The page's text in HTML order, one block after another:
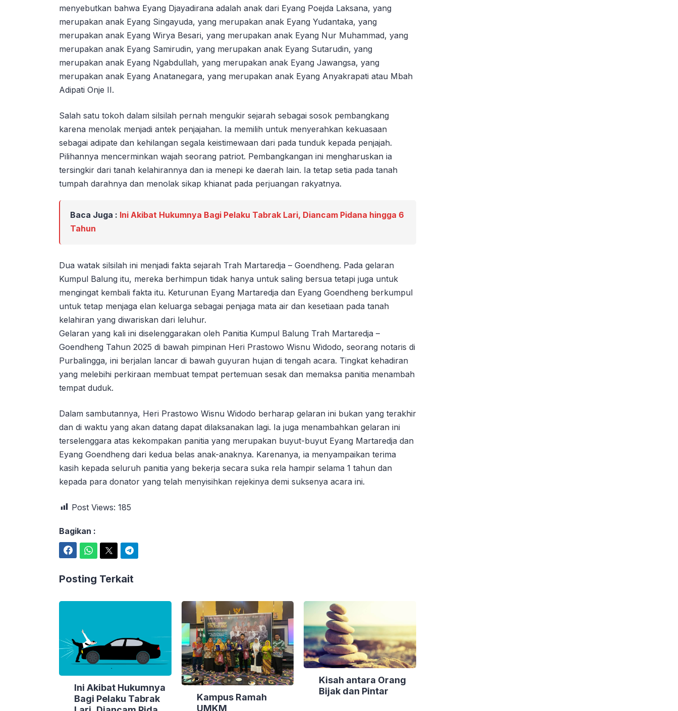
menyebutkan bahwa Eyang Djayadirana adalah anak dari Eyang Poejda Laksana, yang
merupakan anak Eyang Singayuda, yang merupakan anak Eyang Yudantaka, yang
merupakan anak Eyang Wirya Besari, yang merupakan anak Eyang Nur Muhammad, yang
merupakan anak Eyang Samirudin, yang merupakan anak Eyang Sutarudin, yang
merupakan anak Eyang Ngabdullah, yang merupakan anak Eyang Jawangsa, yang
merupakan anak Eyang Anatanegara, yang merupakan anak Eyang Anyakrapati atau Mbah
Adipati Onje II.
Salah satu tokoh dalam silsilah pernah mengukir sejarah sebagai sosok pembangkang
karena menolak menjadi antek penjajahan. Ia memilih untuk menyerahkan kekuasaan
sebagai adipate dan kehilangan segala keistimewaan dari pada tunduk kepada penjajah.
Pilihannya mencerminkan wajah seorang patriot. Pembangkangan ini mengharuskan ia
tersingkir dari tanah kelahirannya dan ia menepi ke daerah lain. Ia tetap setia pada tanah
tumpah darahnya dan menolak sikap khianat pada perjuangan rakyatnya.
Baca Juga : Ini Akibat Hukumnya Bagi Pelaku Tabrak Lari, Diancam Pidana hingga 6
Tahun
Dua watak silsilah ini menjadi fakta sejarah Trah Martaredja – Goendheng. Pada gelaran
Kumpul Balung itu, mereka berhimpun tidak hanya untuk saling bersua tetapi juga untuk
mengingat kembali fakta itu. Keturunan Eyang Martaredja dan Eyang Goendheng berkumpul
untuk tetap menjaga elan keluarga sebagai penjaga mata air dan kesetiaan pada tanah
kelahiran yang diwariskan dari leluhur.
Gelaran yang kali ini diselenggarakan oleh Panitia Kumpul Balung Trah Martaredja –
Goendheng Tahun 2025 di bawah pimpinan Heri Prastowo Wisnu Widodo, seorang notaris di
Purbalingga, ini berjalan lancar di bawah guyuran hujan di tengah acara. Tingkat kehadiran
yang melebihi perkiraan membuat tempat pertemuan sesak dan memaksa panitia menambah
tempat duduk.
Dalam sambutannya, Heri Prastowo Wisnu Widodo berharap gelaran ini bukan yang terakhir
dan di waktu yang akan datang dapat dilaksanakan lagi. Ia juga menambahkan gelaran ini
terselenggara atas kekompakan panitia yang merupakan buyut-buyut Eyang Martaredja dan
Eyang Goendheng dari kedua belas anak-anaknya. Karenanya, ia menyampaikan terima
kasih kepada seluruh panitia yang bekerja secara suka rela hampir selama 1 tahun dan
kepada para donator yang telah menyisihkan rejekinya demi suksenya acara ini.
Post Views: 185
Bagikan :
Posting Terkait
Ini Akibat Hukumnya
Bagi Pelaku Tabrak
Kampus Ramah
UMKM
Kisah antara Orang
Bijak dan Pintar